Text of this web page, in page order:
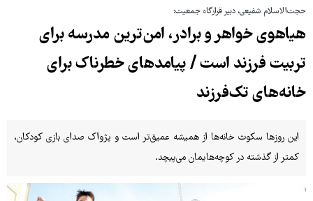
حجت‌الاسلام شفیعی، دبیر قرارگاه جمعیت:
هیاهوی خواهر و برادر، امن‌ترین مدرسه برای
تربیت فرزند است / پیامدهای خطرناک برای
خانه‌های تک‌فرزند
این روزها سکوت خانه‌ها از همیشه عمیق‌تر است و پژواک صدای بازی کودکان،
کمتر از گذشته در کوچه‌هایمان می‌پیچد.